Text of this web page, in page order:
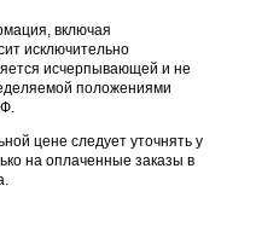
включая
исключительно
исчерпывающей и не
положениями
цене следует уточнять у
на оплаченные заказы в